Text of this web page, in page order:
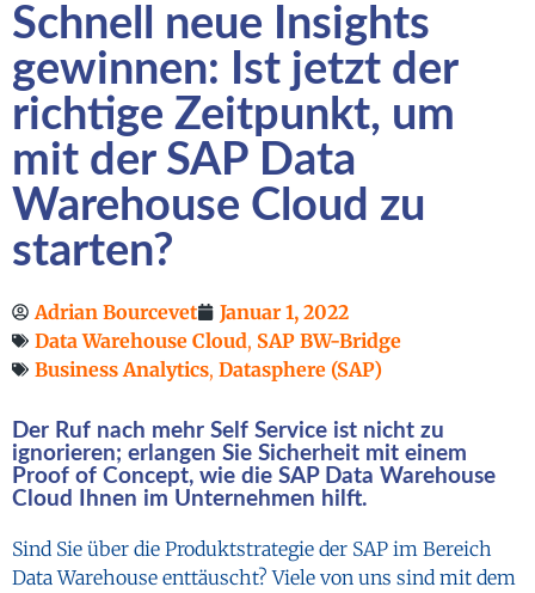
Schnell neue Insights
gewinnen: Ist jetzt der
richtige Zeitpunkt, um
mit der SAP Data
Warehouse Cloud zu
starten?
Adrian Bourcevet
Januar 1, 2022
Data Warehouse Cloud, SAP BW-Bridge
Business Analytics, Datasphere (SAP)
Der Ruf nach mehr Self Service ist nicht zu
ignorieren; erlangen Sie Sicherheit mit einem
Proof of Concept, wie die SAP Data Warehouse
Cloud Ihnen im Unternehmen hilft.
Sind Sie über die Produktstrategie der SAP im Bereich
Data Warehouse enttäuscht? Viele von uns sind mit dem